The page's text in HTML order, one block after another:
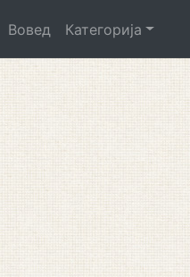
Вовед Категорија